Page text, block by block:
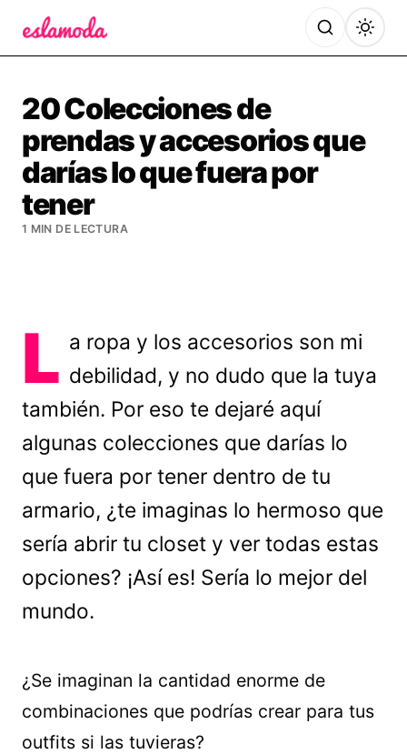
20 Colecciones de
prendas y accesorios que
darías lo que fuera por
tener
1 MIN DE LECTURA
L a ropa y los accesorios son mi
debilidad, y no dudo que la tuya
también. Por eso te dejaré aquí
algunas colecciones que darías lo
que fuera por tener dentro de tu
armario, ¿te imaginas lo hermoso que
sería abrir tu closet y ver todas estas
opciones? ¡Así es! Sería lo mejor del
mundo.
¿Se imaginan la cantidad enorme de
combinaciones que podrías crear para tus
outfits si las tuvieras?